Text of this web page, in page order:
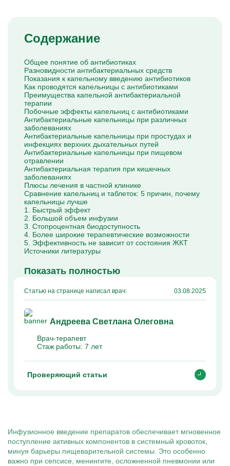
Капельница Цефтриаксон
Капельница Ципрофлоксацин
Содержание
Общее понятие об антибиотиках
Разновидности антибактериальных средств
Показания к капельному введению антибиотиков
Как проводятся капельницы с антибиотиками
Преимущества капельной антибактериальной
терапии
Побочные эффекты капельниц с антибиотиками
Антибактериальные капельницы при различных
заболеваниях
Антибактериальные капельницы при простудах и
инфекциях верхних дыхательных путей
Антибактериальные капельницы при пищевом
отравлении
Антибактериальная терапия при кишечных
заболеваниях
Плюсы лечения в частной клинике
Сравнение капельниц и таблеток: 5 причин, почему
капельницы лучше
1. Быстрый эффект
2. Большой объем инфузии
3. Стопроцентная биодоступность
4. Более широкие терапевтические возможности
5. Эффективность не зависит от состояния ЖКТ
Источники литературы
Показать полностью
Статью на странице написал врач: 03.08.2025
Андреева Светлана Олеговна
Врач-терапевт
Стаж работы: 7 лет
Проверяющий статьи
Инфузионное введение препаратов обеспечивает мгновенное
поступление активных компонентов в системный кровоток,
минуя барьеры пищеварительной системы. Это особенно
важно при сепсисе, менингите, осложненной пневмонии или